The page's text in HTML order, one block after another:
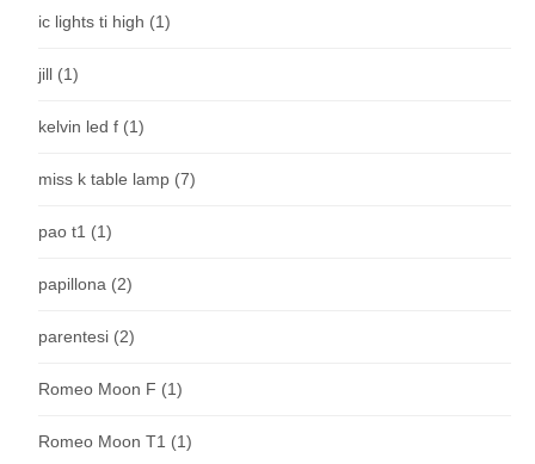
ic lights ti high (1)
jill (1)
kelvin led f (1)
miss k table lamp (7)
pao t1 (1)
papillona (2)
parentesi (2)
Romeo Moon F (1)
Romeo Moon T1 (1)